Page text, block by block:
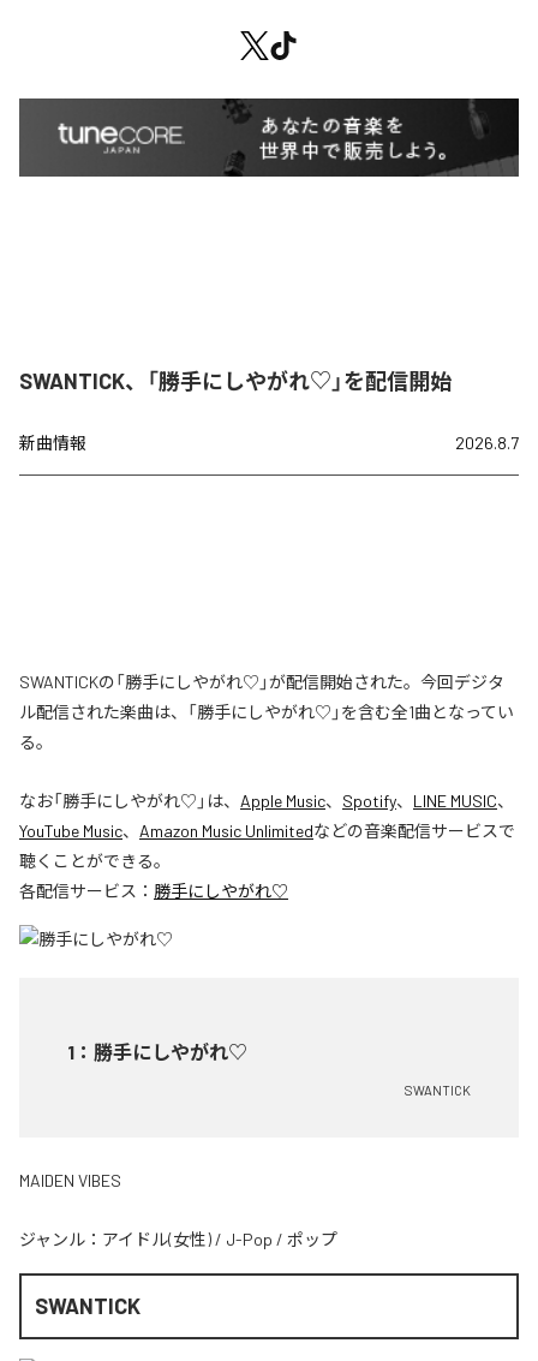
SWANTICK、「勝手にしやがれ♡」を配信開始
新曲情報 2026.8.7
SWANTICKの「勝手にしやがれ♡」が配信開始された。今回デジタ
ル配信された楽曲は、「勝手にしやがれ♡」を含む全1曲となってい
る。
なお「勝手にしやがれ♡ 」は、 Apple Music、 Spotify、 LINE MUSIC、
YouTube Music、 Amazon Music Unlimitedなどの音楽配信サービスで
聴くことができる。
各配信サービス： 勝手にしやがれ♡
1 ： 勝手にしやがれ♡
SWANTICK
MAIDEN VIBES
ジャンル： アイドル(女性) / J-Pop / ポップ
SWANTICK